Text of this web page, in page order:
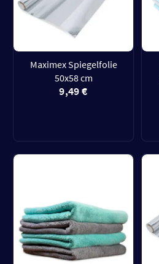
Maximex Spiegelfolie
50x58 cm
9,49 €